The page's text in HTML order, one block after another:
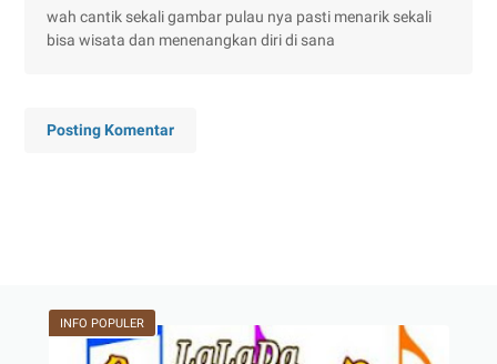
wah cantik sekali gambar pulau nya pasti menarik sekali
bisa wisata dan menenangkan diri di sana
Posting Komentar
INFO POPULER